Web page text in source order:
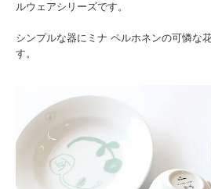
ルウェアシリーズです。
シンプルな器にミナ ペルホネンの可憐な
す。